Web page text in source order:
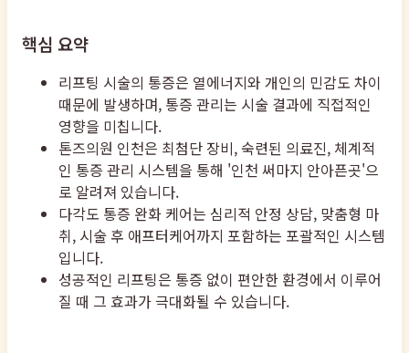
핵심 요약
리프팅 시술의 통증은 열에너지와 개인의 민감도 차이
때문에 발생하며, 통증 관리는 시술 결과에 직접적인
영향을 미칩니다.
톤즈의원 인천은 최첨단 장비, 숙련된 의료진, 체계적
인 통증 관리 시스템을 통해 '인천 써마지 안아픈곳'으
로 알려져 있습니다.
다각도 통증 완화 케어는 심리적 안정 상담, 맞춤형 마
취, 시술 후 애프터케어까지 포함하는 포괄적인 시스템
입니다.
성공적인 리프팅은 통증 없이 편안한 환경에서 이루어
질 때 그 효과가 극대화될 수 있습니다.